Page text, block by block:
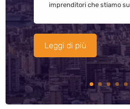
imprenditori che stiamo
Leggi di più